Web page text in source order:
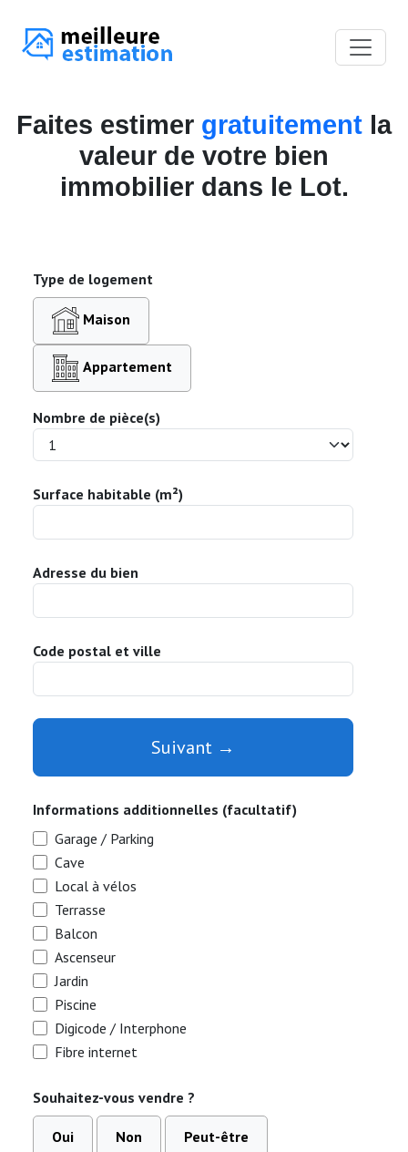
Faites estimer gratuitement la
valeur de votre bien
immobilier dans le Lot.
Type de logement
Maison
Appartement
Nombre de pièce(s)
Surface habitable (m²)
Adresse du bien
Code postal et ville
Suivant →
Informations additionnelles (facultatif)
Garage / Parking
Cave
Local à vélos
Terrasse
Balcon
Ascenseur
Jardin
Piscine
Digicode / Interphone
Fibre internet
Souhaitez-vous vendre ?
Oui Non Peut-être